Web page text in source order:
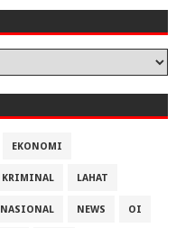
EKONOMI
KRIMINAL LAHAT
NASIONAL NEWS OI